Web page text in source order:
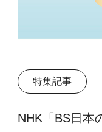
特集記事
NHK「BS日本